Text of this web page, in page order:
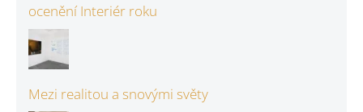
ocenění Interiér roku
Mezi realitou a snovými světy